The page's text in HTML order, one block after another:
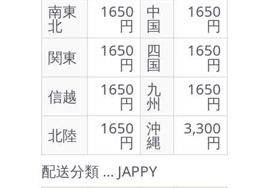
南東
北
1650
円
中
国
1650
円
関東
1650
円
四
国
1650
円
信越
1650
円
九
州
1650
円
北陸
1650
円
沖
縄
3,300
円
配送分類 … JAPPY